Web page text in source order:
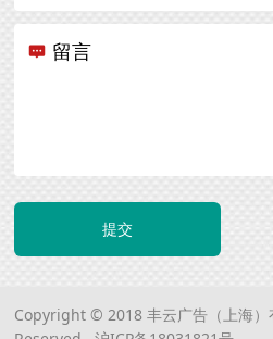
留言
提交
Copyright © 2018 丰云广告（上海